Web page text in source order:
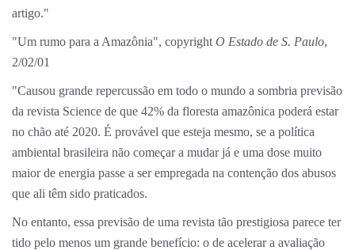
artigo."
"Um rumo para a Amazônia", copyright O Estado de S. Paulo,
2/02/01
"Causou grande repercussão em todo o mundo a sombria previsão
da revista Science de que 42% da floresta amazônica poderá estar
no chão até 2020. É provável que esteja mesmo, se a política
ambiental brasileira não começar a mudar já e uma dose muito
maior de energia passe a ser empregada na contenção dos abusos
que ali têm sido praticados.
No entanto, essa previsão de uma revista tão prestigiosa parece ter
tido pelo menos um grande benefício: o de acelerar a avaliação